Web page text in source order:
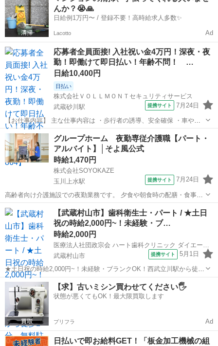
した研修があるので、未経験の...
んか？😭🙏
日給例1万円〜 / 登録不要！高時給求人多数✨
Lacotto Ad
応募者全員面接! 入社祝い金4万円！深夜・夜
勤！即働けて即日払い！年齢不問！ …
日給10,400円
日払い
株式会社ＶＯＬＬＭＯＮＴセキュリティサービス
武蔵砂川駅
提携サイト 7月24日
【お仕事内容】 主な仕事内容は ・歩行者の誘導、安全確保 ・車やバ
イクなどの車両の誘導 などをお任せします。 年齢や経験、性別に関係
なく、誰でもスグに始められる仕事です。 現場に出る前にしっかりと
した研修があるので、未経験の...
東京 武蔵村山市 武蔵砂川駅 警備員
グループホーム 夜勤専従介護職【パート・
アルバイト】│そよ風公式
時給1,470円
株式会社SOYOKAZE
玉川上水駅
提携サイト 7月24日
高齢者向け介護施設での夜勤業務です。 夕食や朝食時の配膳・食事介
助、就寝・起床時の移動や排泄介助など、夜間の生活支援全般を担
当。 巡回や安否確認、急変時の対応、介護記録の作成も行います。 空
き時間にはフロアや居室の清掃、洗濯...
東京 武蔵村山市 玉川上水駅 介護
【武蔵村山市】歯科衛生士・パート / ★土日
祝の時給2,000円~！未経験・ブ…
時給2,000円
武蔵村山市
提携サイト 5月1日
★土日祝の時給2,000円~！未経験・ブランクOK！西武立川駅から徒歩
1分、無料駐車場も完備しています★ 時給： 2,000円~ / 土日祝 時給：
1,600円~ / 平日 アクセス：拝島線 武蔵砂川 車で6分 オス...
東京 武蔵村山市 歯科衛生士
【求】古いミシン買わせてください🖐️
状態が悪くてもOK！最大限買取します
プリフラ Ad
日払いで即お給料GET！「板金加工機械の組